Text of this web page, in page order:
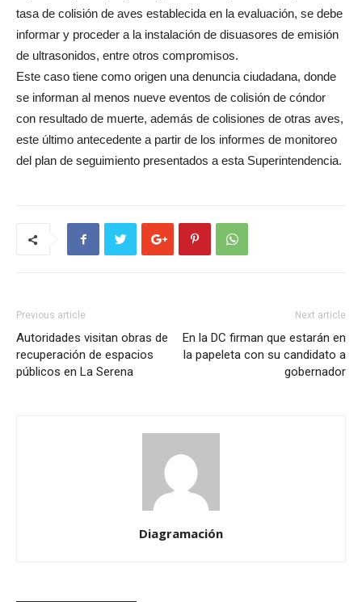
tasa de colisión de aves establecida en la evaluación, se debe
informar y proceder a la instalación de disuasores de emisión
de ultrasonidos, entre otros compromisos.
Este caso tiene como origen una denuncia ciudadana, donde
se informan al menos nueve eventos de colisión de cóndor
con resultado de muerte, además de colisiones de otras aves,
este último antecedente a partir de los informes de monitoreo
del plan de seguimiento presentados a esta Superintendencia.
Previous article
Autoridades visitan obras de
recuperación de espacios
públicos en La Serena
Next article
En la DC firman que estarán en
la papeleta con su candidato a
gobernador
Diagramación